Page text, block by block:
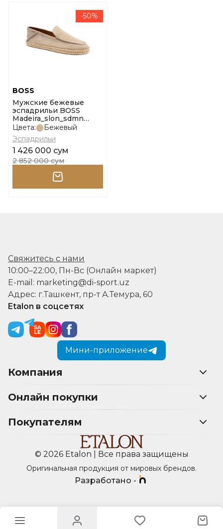
-50%
BOSS
Мужские бежевые
эспадрильи BOSS
Madeira_slon_sdmn
10260400 01 размер 44
Цвета:
Бежевый
Эспадрильи
1 426 000 сум
2 852 000 сум
Свяжитесь с нами
10:00–22:00, Пн-Вс (Онлайн маркет)
E-mail: marketing@di-sport.uz
Адрес: г.Ташкент, пр-т А.Темура, 60
Etalon в соцсетях
Мини-приложение
Компания
Онлайн покупки
Покупателям
© 2026 Etalon | Все права защищены
Оригинальная продукция от мировых брендов.
Разработано -